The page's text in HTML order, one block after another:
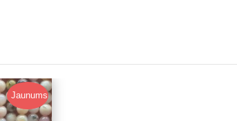
Jaunums